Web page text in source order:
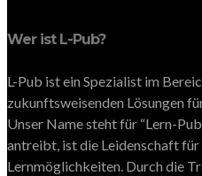
Wer ist L-Pub?
L-Pub ist ein Spezialist im
zukunftsweisenden Lösungen
Unser Name steht für “Lern-
antreibt, ist die Leidenschaft für
Lernmöglichkeiten. Durch die